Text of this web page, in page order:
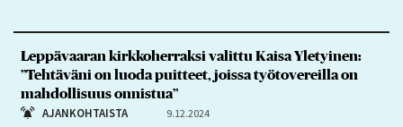
Leppävaaran kirkkoherraksi valittu Kaisa Yletyinen:
”Tehtäväni on luoda puitteet, joissa työtovereilla on
mahdollisuus onnistua”
AJANKOHTAISTA 9.12.2024